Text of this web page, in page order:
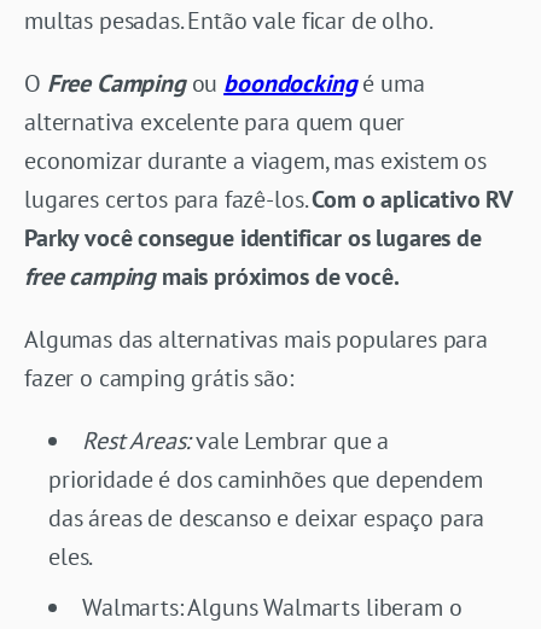
multas pesadas. Então vale ficar de olho.
O Free Campingou boondockingé uma
alternativa excelente para quem quer
economizar durante a viagem, mas existem os
lugares certos para fazê-los.Com o aplicativo RV
Parky você consegue identificar os lugares de
free campingmais próximos de você.
Algumas das alternativas mais populares para
fazer o camping grátis são:
Rest Areas:vale Lembrar que a
prioridade é dos caminhões que dependem
das áreas de descanso e deixar espaço para
eles.
Walmarts: Alguns Walmarts liberam o